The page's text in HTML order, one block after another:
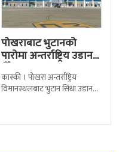
पोखराबाट भुटानको
पारोमा अन्तर्राष्ट्रिय उडान
हुँदै
कास्की । पोखरा अन्तर्राष्ट्रिय
विमानस्थलबाट भुटान सिधा उडान
लागेको हो